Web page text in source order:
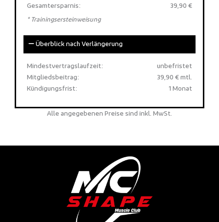
Gesamtersparnis:
39,90 €
* Trainingsersteinweisung
Überblick nach Verlängerung
Mindestvertragslaufzeit:
unbefristet
Mitgliedsbeitrag:
39,90 € mtl.
Kündigungsfrist:
1 Monat
Alle angegebenen Preise sind inkl. MwSt.